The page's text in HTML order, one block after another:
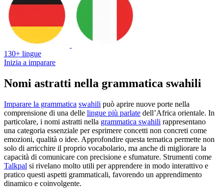
130+ lingue
Inizia a imparare
Nomi astratti nella grammatica swahili
Imparare la grammatica swahili può aprire nuove porte nella
comprensione di una delle lingue più parlate dell’Africa orientale. In
particolare, i nomi astratti nella grammatica swahili rappresentano
una categoria essenziale per esprimere concetti non concreti come
emozioni, qualità o idee. Approfondire questa tematica permette non
solo di arricchire il proprio vocabolario, ma anche di migliorare la
capacità di comunicare con precisione e sfumature. Strumenti come
Talkpal si rivelano molto utili per apprendere in modo interattivo e
pratico questi aspetti grammaticali, favorendo un apprendimento
dinamico e coinvolgente.